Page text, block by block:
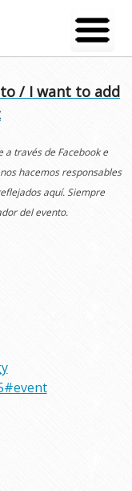
/ I want to add
través de Facebook e
hacemos responsables
aquí. Siempre
del evento.